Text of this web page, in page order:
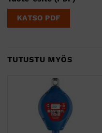
KATSO PDF
TUTUSTU MYÖS